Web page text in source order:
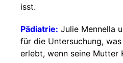
isst.
Pädiatrie: Julie Mennella
für die Untersuchung,
erlebt, wenn seine Mutter